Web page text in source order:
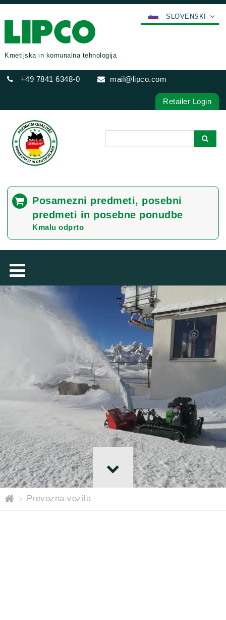
Kmetijska in komunalna tehnologija
+49 7841 6348-0 mail@lipco.com
POLSKI
ITALIANO
ČEŠTINA
PORTUGUÊS
РУССКИЙ
SUOMALAINEN
SLOVENSKÁ
DANSK
ΕΛΛΗΝΙΚΉ
SLOVENSKI
EESTI
LIETUVIŲ
LATVIEŠU
Retailer Login
Posamezni predmeti, posebni
predmeti in posebne ponudbe
Kmalu odprto
H
Prevozna vozila